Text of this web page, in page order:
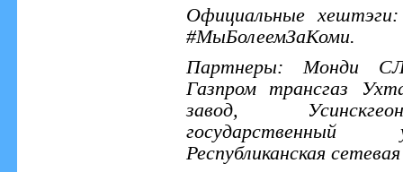
Официальные
#МыБолеемЗаКоми.
Партнеры: Монди
Газпром трансгаз
завод,
Республиканская